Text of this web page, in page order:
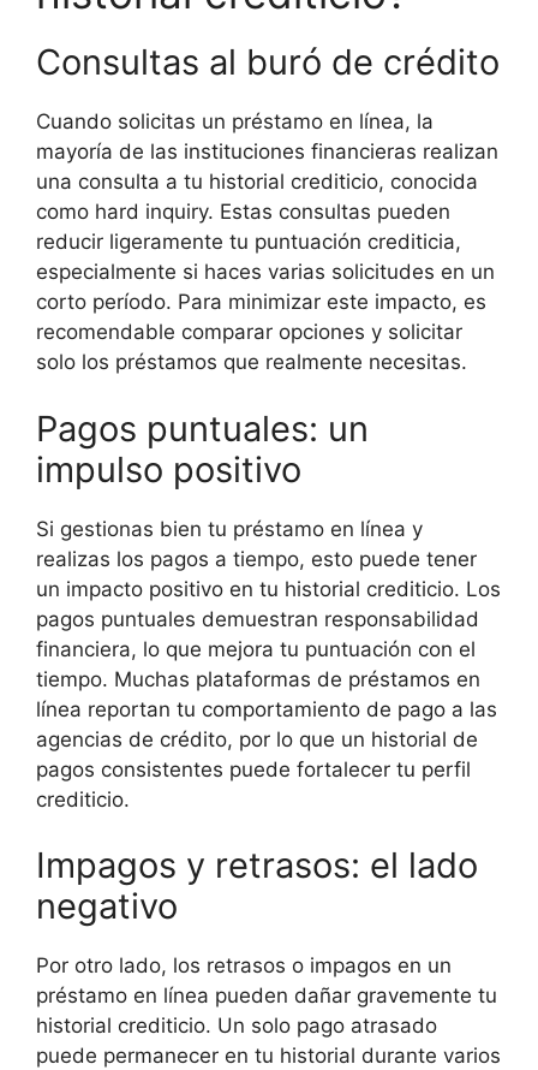
Consultas al buró de crédito
Cuando solicitas un préstamo en línea, la
mayoría de las instituciones financieras realizan
una consulta a tu historial crediticio, conocida
como hard inquiry. Estas consultas pueden
reducir ligeramente tu puntuación crediticia,
especialmente si haces varias solicitudes en un
corto período. Para minimizar este impacto, es
recomendable comparar opciones y solicitar
solo los préstamos que realmente necesitas.
Pagos puntuales: un
impulso positivo
Si gestionas bien tu préstamo en línea y
realizas los pagos a tiempo, esto puede tener
un impacto positivo en tu historial crediticio. Los
pagos puntuales demuestran responsabilidad
financiera, lo que mejora tu puntuación con el
tiempo. Muchas plataformas de préstamos en
línea reportan tu comportamiento de pago a las
agencias de crédito, por lo que un historial de
pagos consistentes puede fortalecer tu perfil
crediticio.
Impagos y retrasos: el lado
negativo
Por otro lado, los retrasos o impagos en un
préstamo en línea pueden dañar gravemente tu
historial crediticio. Un solo pago atrasado
puede permanecer en tu historial durante varios